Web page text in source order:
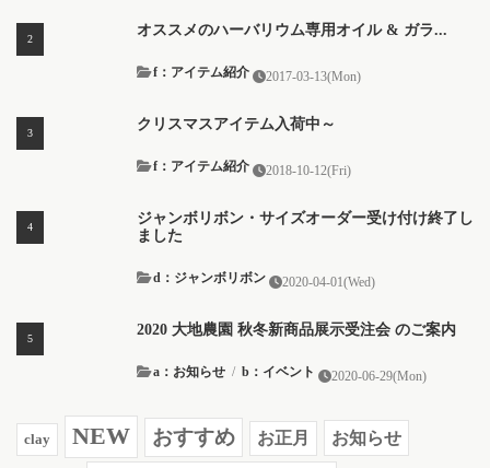
オススメのハーバリウム専用オイル & ガラ...
2017-03-13(Mon)
f：アイテム紹介
クリスマスアイテム入荷中～
2018-10-12(Fri)
f：アイテム紹介
ジャンボリボン・サイズオーダー受け付け終了し
ました
2020-04-01(Wed)
d：ジャンボリボン
2020 大地農園 秋冬新商品展示受注会 のご案内
2020-06-29(Mon)
a：お知らせ / b：イベント
clay NEW おすすめ お正月 お知らせ